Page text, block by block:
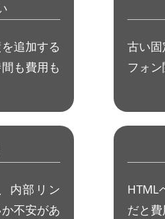
追加する
も費用も
古い
フォン
内部リン
不安があ
HTML
だと